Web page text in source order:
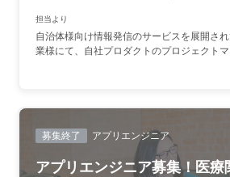
担当より
自治体様向け情報発信のサービスを展開さ
業様にて、自社プロダクトのプロジェクト
募集終了 アプリエンジニア
アプリエンジニア募集！医療